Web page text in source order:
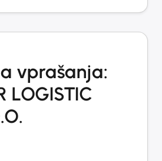
vprašanja:
LOGISTIC